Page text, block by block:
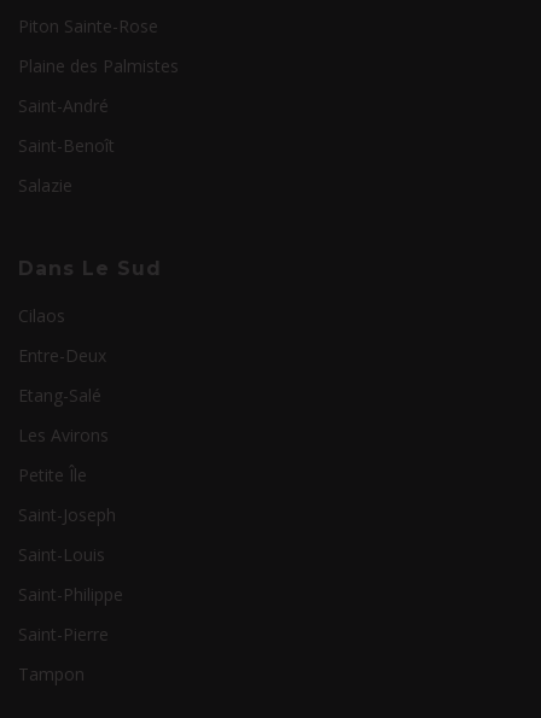
Piton Sainte-Rose
Plaine des Palmistes
Saint-André
Saint-Benoît
Salazie
Dans Le Sud
Cilaos
Entre-Deux
Etang-Salé
Les Avirons
Petite Île
Saint-Joseph
Saint-Louis
Saint-Philippe
Saint-Pierre
Tampon